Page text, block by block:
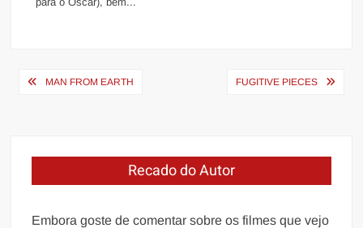
Navegação
MAN FROM EARTH FUGITIVE PIECES
Recado do Autor
Embora goste de comentar sobre os filmes que vejo